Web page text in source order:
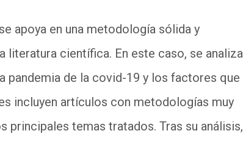
apoya en una metodología sólida y
científica. En este caso, se analiza
pandemia de la covid-19 y los factores que
incluyen artículos con metodologías muy
principales temas tratados. Tras su análisis,